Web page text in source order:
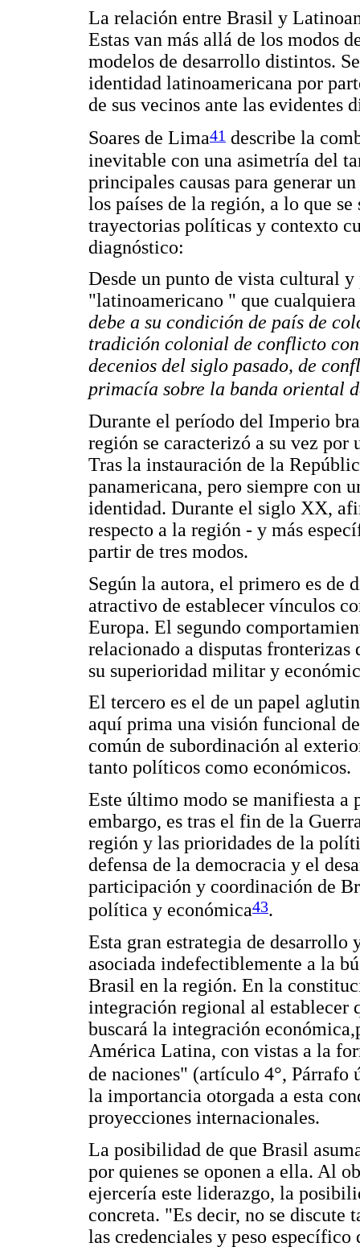
La relación entre Brasil y
Estas van más allá de los modos
modelos de desarrollo distintos.
identidad latinoamericana por
de sus vecinos ante las evidentes
Soares de Lima41 describe la
inevitable con una asimetría del
principales causas para generar
los países de la región, a lo que
trayectorias políticas y contexto
diagnóstico:
Desde un punto de vista cultural
"latinoamericano " que cualquiera
debe a su condición de país de
tradición colonial de conflicto
decenios del siglo pasado, de
primacía sobre la banda oriental
Durante el período del Imperio
región se caracterizó a su vez
Tras la instauración de la
panamericana, pero siempre con
identidad. Durante el siglo XX,
respecto a la región - y más
partir de tres modos.
Según la autora, el primero es de
atractivo de establecer vínculos
Europa. El segundo
relacionado a disputas
su superioridad militar y
El tercero es el de un papel
aquí prima una visión funcional
común de subordinación al
tanto políticos como económicos.
Este último modo se manifiesta
embargo, es tras el fin de la
región y las prioridades de la
defensa de la democracia y el
participación y coordinación de
política y económica43.
Esta gran estrategia de
asociada indefectiblemente a la
Brasil en la región. En la
integración regional al
buscará la integración
América Latina, con vistas a la
de naciones" (artículo 4°, Párrafo
la importancia otorgada a esta
proyecciones internacionales.
La posibilidad de que Brasil
por quienes se oponen a ella. Al
ejercería este liderazgo, la
concreta. "Es decir, no se discute
las credenciales y peso específico